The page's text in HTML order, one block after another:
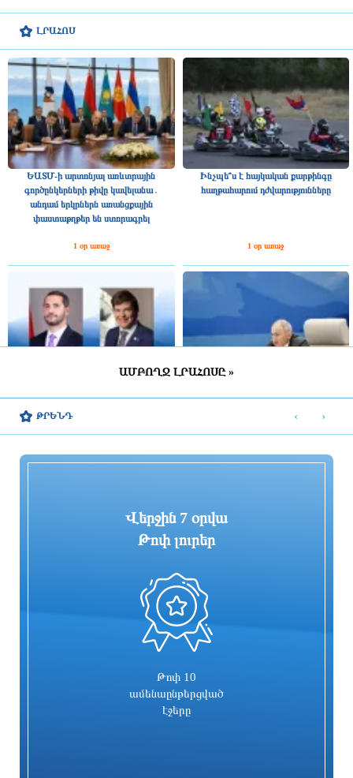
ԼՐԱՀՈՍ
ԵԱՏՄ-ի արտոնյալ առևտրային
գործընկերների թիվը կավելանա․
անդամ երկրներն առանցքային
փաստաթղթեր են ստորագրել
1 օր առաջ
Ինչպե՞ս է հայկական քարթինգը
հաղթահարում դժվարությունները
1 օր առաջ
ՀՀ ԱԺ նախագահի պաշտոնում
ընտրվելու կապակցությամբ
Գարեգին Բ-ի և վեց եպիսկոպոսների
ինքնաբացարկ հայտնեց. նոր
Իսրայելն արձագանքել է Թուրքիայի
ԱՄԲՈՂՋ ԼՐԱՀՈՍԸ »
ԹՐԵՆԴ
Վերջին 7 օրվա
Թոփ լուրեր
Թոփ 10
ամենաընթերցված
էջերը
‹ ›